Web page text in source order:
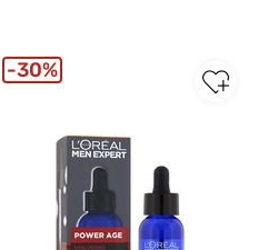
30%